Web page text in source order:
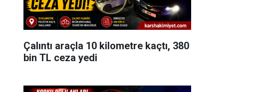
Çalıntı araçla 10 kilometre kaçtı, 380
bin TL ceza yedi